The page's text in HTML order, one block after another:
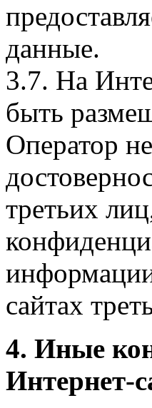
данные.
3.7. На
быть
Оператор
третьих
сайтах
4. Иные
Интернет-